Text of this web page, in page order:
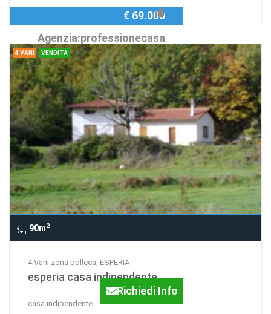
Agenzia:professionecasa
€ 69.000
4 VANI VENDITA
90m2
4 Vani zona polleca, ESPERIA
esperia casa indipendente
casa indipendente
Richiedi Info